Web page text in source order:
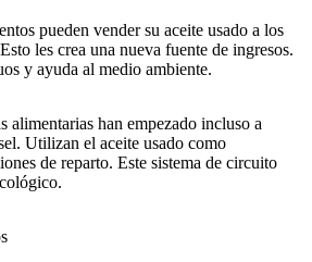
pueden vender su aceite usado a los
les crea una nueva fuente de ingresos.
y ayuda al medio ambiente.
alimentarias han empezado incluso a
Utilizan el aceite usado como
de reparto. Este sistema de circuito